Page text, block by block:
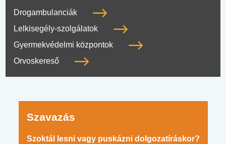
Drogambulanciák
Lelkisegély-szolgálatok
Gyermekvédelmi központok
Orvoskereső
Szavazás
Szoktál lesni vagy puskázni dolgozatíráskor?